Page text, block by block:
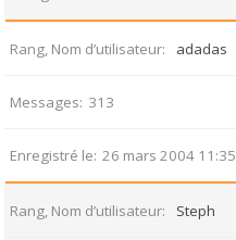
Rang, Nom d’utilisateur adadas
Messages 313
Enregistré le 26 mars 2004 11:35
Rang, Nom d’utilisateur Steph